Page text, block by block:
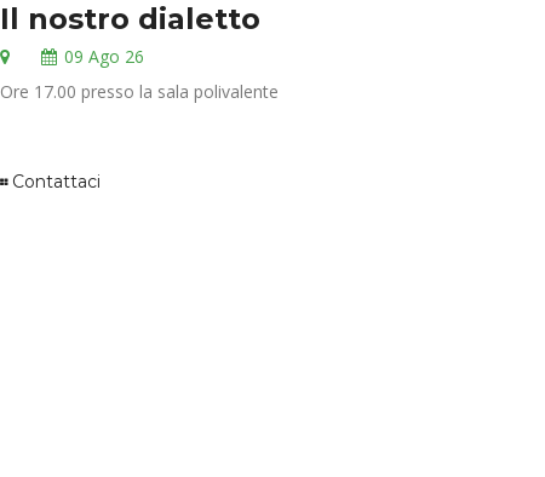
Il nostro dialetto
09 Ago 26
Ore 17.00 presso la sala polivalente
Contattaci